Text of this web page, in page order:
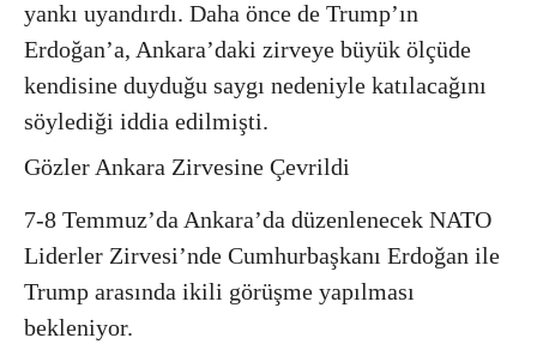
yankı uyandırdı. Daha önce de Trump’ın
Erdoğan’a, Ankara’daki zirveye büyük ölçüde
kendisine duyduğu saygı nedeniyle katılacağını
söylediği iddia edilmişti.
Gözler Ankara Zirvesine Çevrildi
7-8 Temmuz’da Ankara’da düzenlenecek NATO
Liderler Zirvesi’nde Cumhurbaşkanı Erdoğan ile
Trump arasında ikili görüşme yapılması
bekleniyor.